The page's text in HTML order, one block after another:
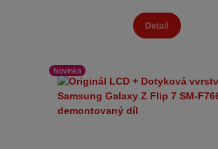
Detail
Novinka